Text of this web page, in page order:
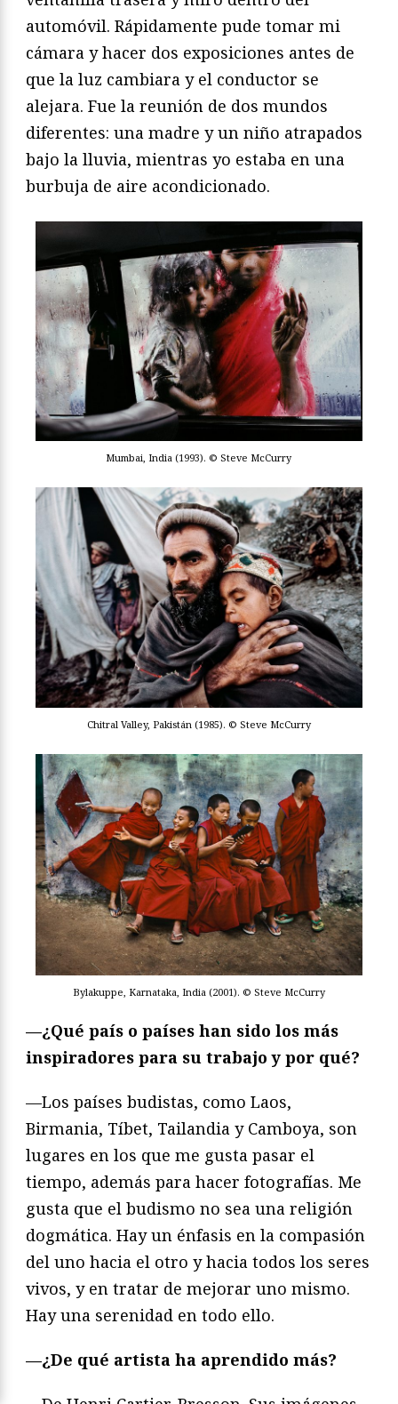
automóvil. Rápidamente pude tomar mi
cámara y hacer dos exposiciones antes de
que la luz cambiara y el conductor se
alejara. Fue la reunión de dos mundos
diferentes: una madre y un niño atrapados
bajo la lluvia, mientras yo estaba en una
burbuja de aire acondicionado.
Mumbai, India (1993). © Steve McCurry
Chitral Valley, Pakistán (1985). © Steve McCurry
Bylakuppe, Karnataka, India (2001). © Steve McCurry
—¿Qué país o países han sido los más
inspiradores para su trabajo y por qué?
—Los países budistas, como Laos,
Birmania, Tíbet, Tailandia y Camboya, son
lugares en los que me gusta pasar el
tiempo, además para hacer fotografías. Me
gusta que el budismo no sea una religión
dogmática. Hay un énfasis en la compasión
del uno hacia el otro y hacia todos los seres
vivos, y en tratar de mejorar uno mismo.
Hay una serenidad en todo ello.
—¿De qué artista ha aprendido más?